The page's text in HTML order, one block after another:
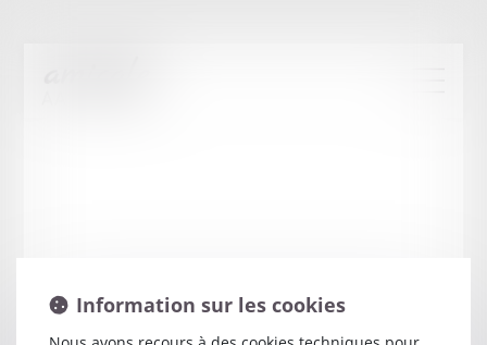
Information sur les cookies